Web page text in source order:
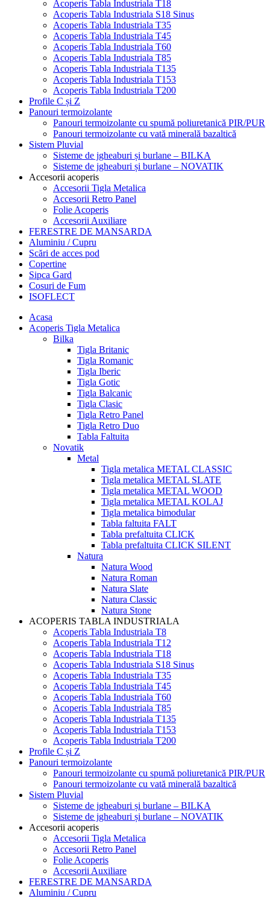
Acoperis Tabla Industriala T18
Acoperis Tabla Industriala S18 Sinus
Acoperis Tabla Industriala T35
Acoperis Tabla Industriala T45
Acoperis Tabla Industriala T60
Acoperis Tabla Industriala T85
Acoperis Tabla Industriala T135
Acoperis Tabla Industriala T153
Acoperis Tabla Industriala T200
Profile C și Z
Panouri termoizolante
Panouri termoizolante cu spumă poliuretanică PIR/PUR
Panouri termoizolante cu vată minerală bazaltică
Sistem Pluvial
Sisteme de jgheaburi și burlane – BILKA
Sisteme de jgheaburi și burlane – NOVATIK
Accesorii acoperis
Accesorii Tigla Metalica
Accesorii Retro Panel
Folie Acoperis
Accesorii Auxiliare
FERESTRE DE MANSARDA
Aluminiu / Cupru
Scări de acces pod
Copertine
Sipca Gard
Cosuri de Fum
ISOFLECT
Acasa
Acoperis Tigla Metalica
Bilka
Tigla Britanic
Tigla Romanic
Tigla Iberic
Tigla Gotic
Tigla Balcanic
Tigla Clasic
Tigla Retro Panel
Tigla Retro Duo
Tabla Faltuita
Novatik
Metal
Tigla metalica METAL CLASSIC
Tigla metalica METAL SLATE
Tigla metalica METAL WOOD
Tigla metalica METAL KOLAJ
Tigla metalica bimodular
Tabla faltuita FALT
Tabla prefaltuita CLICK
Tabla prefaltuita CLICK SILENT
Natura
Natura Wood
Natura Roman
Natura Slate
Natura Classic
Natura Stone
ACOPERIS TABLA INDUSTRIALA
Acoperis Tabla Industriala T8
Acoperis Tabla Industriala T12
Acoperis Tabla Industriala T18
Acoperis Tabla Industriala S18 Sinus
Acoperis Tabla Industriala T35
Acoperis Tabla Industriala T45
Acoperis Tabla Industriala T60
Acoperis Tabla Industriala T85
Acoperis Tabla Industriala T135
Acoperis Tabla Industriala T153
Acoperis Tabla Industriala T200
Profile C și Z
Panouri termoizolante
Panouri termoizolante cu spumă poliuretanică PIR/PUR
Panouri termoizolante cu vată minerală bazaltică
Sistem Pluvial
Sisteme de jgheaburi și burlane – BILKA
Sisteme de jgheaburi și burlane – NOVATIK
Accesorii acoperis
Accesorii Tigla Metalica
Accesorii Retro Panel
Folie Acoperis
Accesorii Auxiliare
FERESTRE DE MANSARDA
Aluminiu / Cupru